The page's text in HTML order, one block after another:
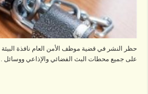
حظر النشر في قضية موظف الأمن العام نافذة
على جميع محطات البث الفضائي والإذاعي ووسائل …